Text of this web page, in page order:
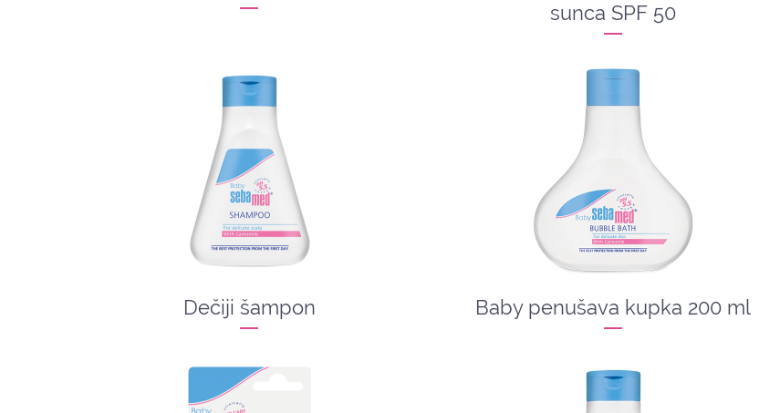
sunca SPF 50
Dečiji šampon Baby penušava kupka 200 ml